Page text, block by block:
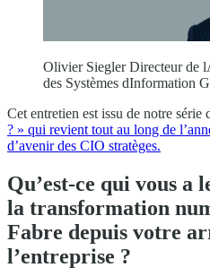
Olivier Siegler Directeur de
des Systèmes dInformation
Cet entretien est issu de notre série
? » qui revient tout au long de
d’avenir des CIO stratèges.
Qu’est-ce qui vous a
la transformation
Fabre depuis votre
l’entreprise ?